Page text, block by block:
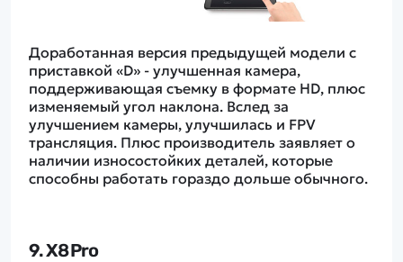
Доработанная версия предыдущей модели с
приставкой «D» - улучшенная камера,
поддерживающая съемку в формате HD, плюс
изменяемый угол наклона. Вслед за
улучшением камеры, улучшилась и FPV
трансляция. Плюс производитель заявляет о
наличии износостойких деталей, которые
способны работать гораздо дольше обычного.
9. X8 Pro